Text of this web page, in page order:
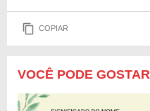
COPIAR
VOCÊ PODE GOSTAR